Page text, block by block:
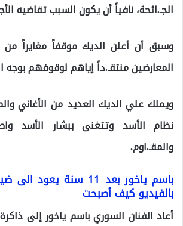
الجـ.ائحة، نافياً أن يكون السبب تقاضيه
وسبق أن أعلن الديك موقفاً مغايراً من
المعارضين منتقـ.داً إياهم لوقوفهم بوجه
ويملك علي الديك العديد من الأغاني
نظام الأسد وتتغنى ببشار الأسد
والمقـ.اوم.
باسم ياخور بعد 11 سنة
بالفيديو كيف أصبحت
أعاد الفنان السوري باسم ياخور إلى